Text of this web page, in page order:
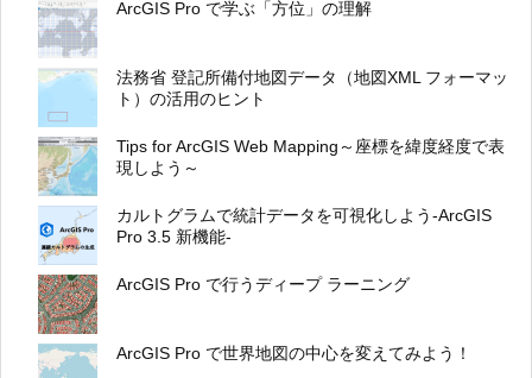
ArcGIS Pro で学ぶ「方位」の理解
法務省 登記所備付地図データ（地図XML フォーマッ
ト）の活用のヒント
Tips for ArcGIS Web Mapping～座標を緯度経度で表
現しよう～
カルトグラムで統計データを可視化しよう-ArcGIS
Pro 3.5 新機能-
ArcGIS Pro で行うディープ ラーニング
ArcGIS Pro で世界地図の中心を変えてみよう！